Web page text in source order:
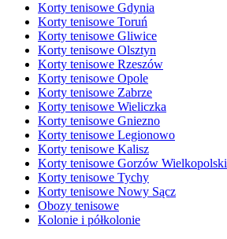
Korty tenisowe Gdynia
Korty tenisowe Toruń
Korty tenisowe Gliwice
Korty tenisowe Olsztyn
Korty tenisowe Rzeszów
Korty tenisowe Opole
Korty tenisowe Zabrze
Korty tenisowe Wieliczka
Korty tenisowe Gniezno
Korty tenisowe Legionowo
Korty tenisowe Kalisz
Korty tenisowe Gorzów Wielkopolski
Korty tenisowe Tychy
Korty tenisowe Nowy Sącz
Obozy tenisowe
Kolonie i półkolonie